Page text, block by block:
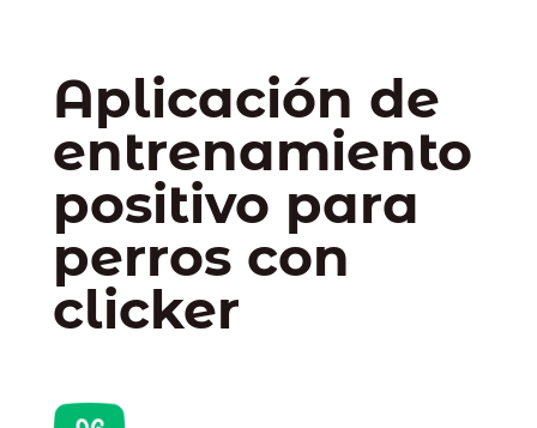
Aplicación de
entrenamiento
positivo para
perros con
clicker